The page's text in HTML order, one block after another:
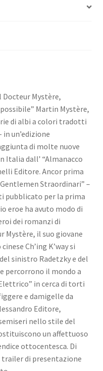
Docteur Mystère,
Martin Mystère,
di albi a colori tradotti
un’edizione
di molte nuove
dall’ “Almanacco
Editore. Ancor prima
Straordinari” –
pubblicato per la prima
eroe ha avuto modo di
dei romanzi di
Mystère, il suo giovane
Ch’ing K’way si
sinistro Radetzky e del
percorrono il mondo a
in cerca di torti
e damigelle da
Editore,
nello stile del
un affettuoso
ottocentesca. Di
trailer di presentazione